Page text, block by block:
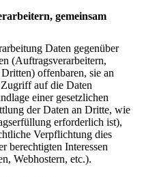
gemeinsam
Daten gegenüber
(Auftragsverarbeitern,
offenbaren, sie an
auf die Daten
einer gesetzlichen
der Daten an Dritte, wie
erforderlich ist),
Verpflichtung dies
berechtigten Interessen
Webhostern, etc.).